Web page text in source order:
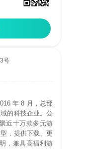
号
年 8 月，总部
的科技企业。公
近十万款多元游
，提供下载、更
，兼具高福利游